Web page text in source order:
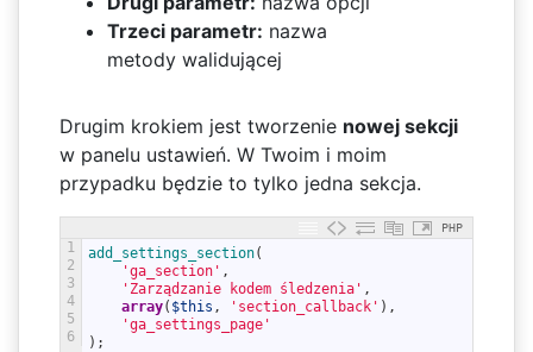
Trzeci parametr: nazwa
metody walidującej
Drugim krokiem jest tworzenie nowej sekcji
w panelu ustawień. W Twoim i moim
przypadku będzie to tylko jedna sekcja.
PHP
1
2
3
4
5
6
add_settings_section(
'ga_section' ,
'Zarządzanie kodem śledzenia' ,
array( $this , 'section_callback' ) ,
'ga_settings_page'
) ;